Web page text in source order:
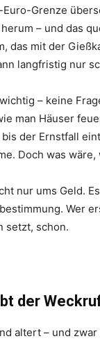
Grenze
– und das
das mit der
langfristig nur
– keine
man Häuser
der Ernstfall
Doch was
nur ums Geld.
Wer
setzt, schon.
der
altert – und